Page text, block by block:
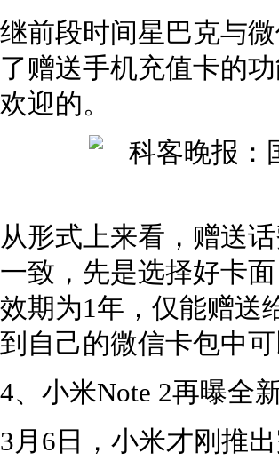
继前段时间星巴克与
了赠送手机充值卡的
欢迎的。
从形式上来看，赠送
一致，先是选择好卡
效期为1年，仅能赠送
到自己的微信卡包中
4、小米Note 2再曝全
3月6日，小米才刚推